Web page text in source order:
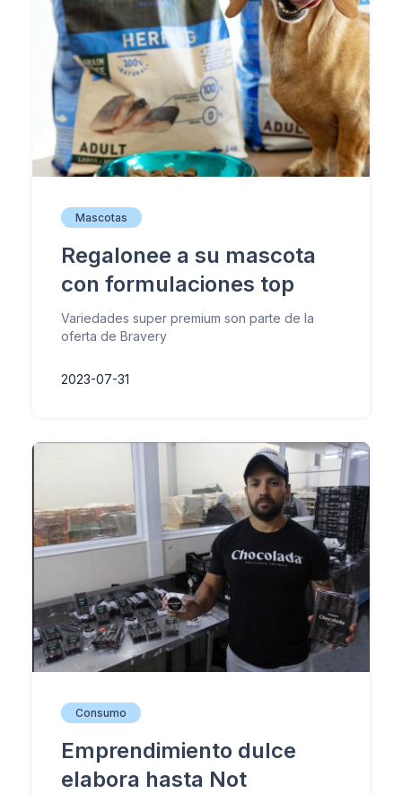
Mascotas
Regalonee a su mascota
con formulaciones top
Variedades super premium son parte de la
oferta de Bravery
2023-07-31
Consumo
Emprendimiento dulce
elabora hasta Not